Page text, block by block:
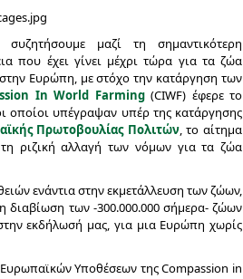
συζητήσουμε μαζί τη σημαντικότερη
που έχει γίνει μέχρι τώρα για τα ζώα
Ευρώπη, με στόχο την κατάργηση των
In World Farming(CIWF) έφερε το
οποίοι υπέγραψαν υπέρ της κατάργησης
Πρωτοβουλίας Πολιτών, το αίτημα
ριζική αλλαγή των νόμων για τα ζώα
ενάντια στην εκμετάλλευση των ζώων,
διαβίωση των -300.000.000 σήμερα- ζώων
εκδήλωσή μας, για μια Ευρώπη χωρίς
Υποθέσεων της Compassion in